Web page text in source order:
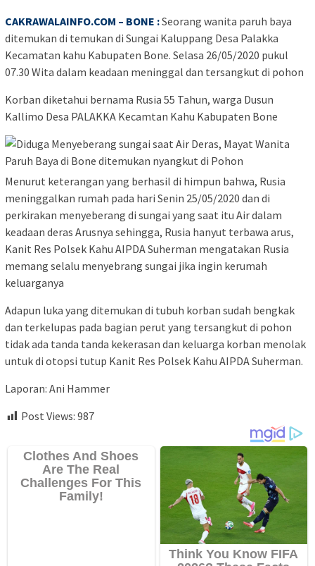
CAKRAWALAINFO.COM – BONE :Seorang wanita paruh baya
ditemukan di temukan di Sungai Kaluppang Desa Palakka
Kecamatan kahu Kabupaten Bone. Selasa 26/05/2020 pukul
07.30 Wita dalam keadaan meninggal dan tersangkut di pohon
Korban diketahui bernama Rusia 55 Tahun, warga Dusun
Kallimo Desa PALAKKA Kecamtan Kahu Kabupaten Bone
Menurut keterangan yang berhasil di himpun bahwa, Rusia
meninggalkan rumah pada hari Senin 25/05/2020 dan di
perkirakan menyeberang di sungai yang saat itu Air dalam
keadaan deras Arusnya sehingga, Rusia hanyut terbawa arus,
Kanit Res Polsek Kahu AIPDA Suherman mengatakan Rusia
memang selalu menyebrang sungai jika ingin kerumah
keluarganya
Adapun luka yang ditemukan di tubuh korban sudah bengkak
dan terkelupas pada bagian perut yang tersangkut di pohon
tidak ada tanda tanda kekerasan dan keluarga korban menolak
untuk di otopsi tutup Kanit Res Polsek Kahu AIPDA Suherman.
Laporan: Ani Hammer
Post Views: 987